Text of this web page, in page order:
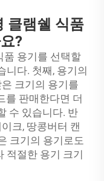
클램쉘 식품
?
품 용기를 선택할
니다. 첫째, 용기의
크기의 용기를
를 판매한다면 더
수 있습니다. 반
크, 땅콩버터 캔
크기의 용기로도
적절한 용기 크기